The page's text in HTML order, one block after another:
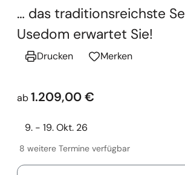
… das traditionsreichste
Usedom erwartet Sie!
Drucken Merken
ab1.209,00 €
9. - 19. Okt. 26
8 weitere Termine verfügbar